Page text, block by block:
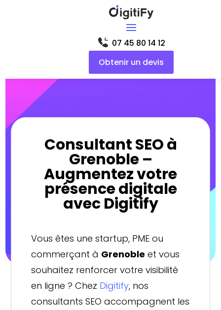
07 45 80 14 12
Obtenir un devis
Consultant SEO à
Grenoble –
Augmentez votre
présence digitale
avec Digitify
Vous êtes une startup, PME ou
commerçant à Grenoble et vous
souhaitez renforcer votre visibilité
en ligne ? Chez Digitify, nos
consultants SEO accompagnent les